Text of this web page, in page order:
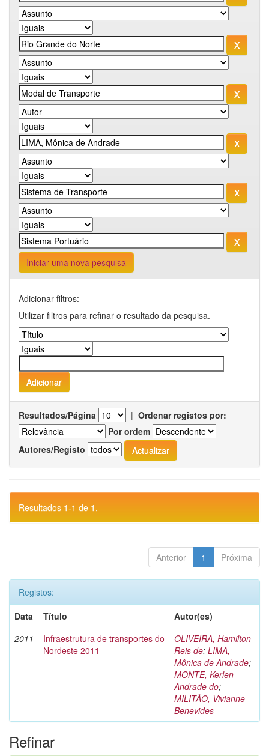
Iniciar uma nova pesquisa
Adicionar filtros:
Utilizar filtros para refinar o resultado da pesquisa.
Resultados/Página | Ordenar registos por:
Por ordem
Autores/Registo
Resultados 1-1 de 1.
Anterior 1 Próxima
Registos:
Data
Título
Autor(es)
2011
Infraestrutura de transportes do
Nordeste 2011
OLIVEIRA, Hamilton
Reis de; LIMA,
Mônica de Andrade;
MONTE, Kerlen
Andrade do;
MILITÃO, Vivianne
Benevides
Refinar